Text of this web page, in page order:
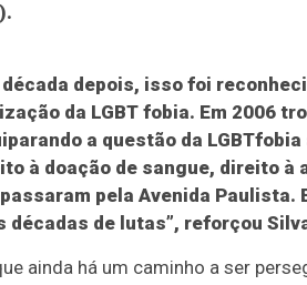
depois, isso foi
da LGBT fobia. Em 2006
a questão da
à doação de sangue, direito à
pela Avenida Paulista.
décadas de lutas”, reforçou
ainda há um caminho a ser